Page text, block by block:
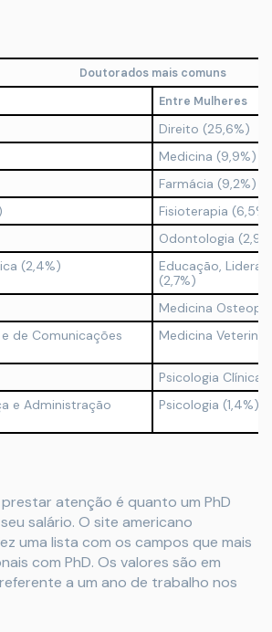
Doutorados mais comuns
Entre Mulheres
Direito (25,6%)
Medicina (9,9%)
Farmácia (9,2%)
Fisioterapia (6,5%)
Odontologia
(2,4%)
Educação,
(2,7%)
Medicina
de Comunicações
Medicina
Psicologia Clínica
e Administração
Psicologia (1,4%)
atenção é quanto um PhD
salário. O site americano
uma lista com os campos que mais
com PhD. Os valores são em
a um ano de trabalho nos